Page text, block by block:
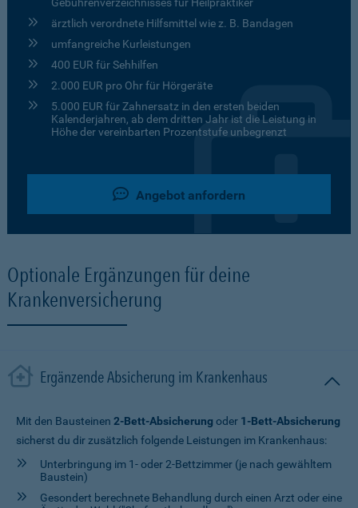
ärztlich verordnete Hilfsmittel wie z. B. Bandagen
umfangreiche Kurleistungen
400 EUR für Sehhilfen
2.000 EUR pro Ohr für Hörgeräte
5.000 EUR für Zahnersatz in den ersten beiden
Kalenderjahren, ab dem dritten Jahr ist die Leistung in
Höhe der vereinbarten Prozentstufe unbegrenzt
Angebot anfordern
Optionale Ergänzungen für deine
Krankenversicherung
Ergänzende Absicherung im Krankenhaus
Mit den Bausteinen 2-Bett-Absicherung oder 1-Bett-Absicherung
sicherst du dir zusätzlich folgende Leistungen im Krankenhaus:
Unterbringung im 1- oder 2-Bettzimmer (je nach gewähltem
Baustein)
Gesondert berechnete Behandlung durch einen Arzt oder eine